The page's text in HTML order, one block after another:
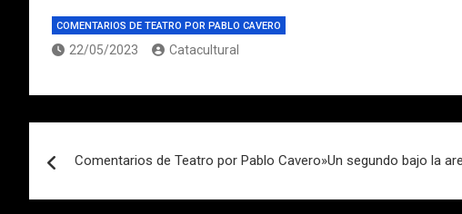
COMENTARIOS DE TEATRO POR PABLO CAVERO
22/05/2023 Catacultural
de
Comentarios de Teatro por Pablo Cavero»Un segundo bajo la